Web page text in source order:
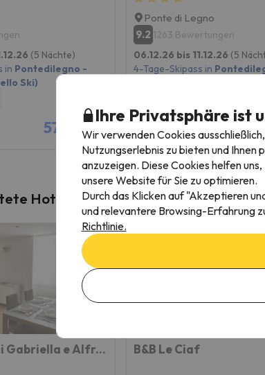
(5 Nächte)
in Pontedilegno -
Ski)
575 €
Ponte di Legno
9.2 1263 Bewertungen
06.12.26 bis 11.12.26 (5
4-Tage-Skipass in
Hotels in Italienische Alpen
La Maison di Gabriella e Alfredo B&B Le Ciaf
Ihre Privatsphäre ist
Wir verwenden Cookies
Nutzungserlebnis zu bieten und
anzuzeigen. Diese Cookies helfen
unsere Website für Sie zu optimieren.
Durch das Klicken auf "Akzeptieren
und relevantere Browsing-Erfahrung
Richtlinie.